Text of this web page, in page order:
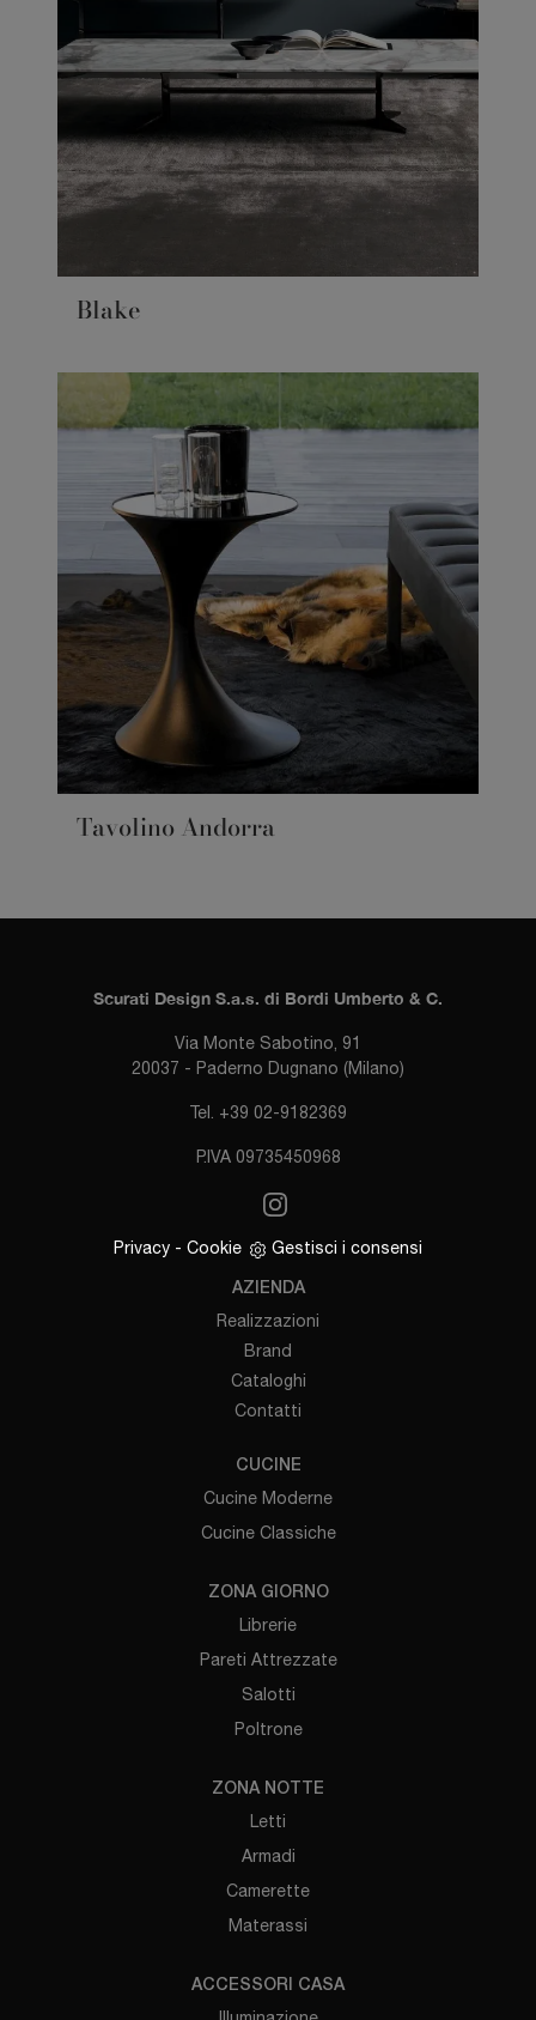
Blake
Tavolino Andorra
Scurati Design S.a.s. di Bordi Umberto & C.
Via Monte Sabotino, 91
20037 - Paderno Dugnano (Milano)
Tel. +39 02-9182369
P.IVA 09735450968
Privacy - Cookie Gestisci i consensi
AZIENDA
Realizzazioni
Brand
Cataloghi
Contatti
CUCINE
Cucine Moderne
Cucine Classiche
ZONA GIORNO
Librerie
Pareti Attrezzate
Salotti
Poltrone
ZONA NOTTE
Letti
Armadi
Camerette
Materassi
ACCESSORI CASA